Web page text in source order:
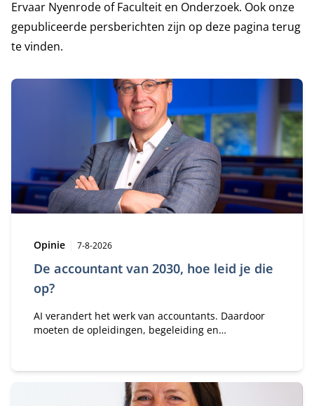
Ervaar Nyenrode of Faculteit en Onderzoek. Ook onze
gepubliceerde persberichten zijn op deze pagina terug
te vinden.
De accountant van 2030, hoe leid je die
op?
Type:
Opinie Publicatiedatum:
7-8-2026
AI verandert het werk van accountants. Daardoor
moeten de opleidingen, begeleiding en
waarop accountants ervaring opdoen.